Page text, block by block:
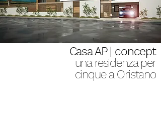
Casa AP | concept
una residenza per
cinque a Oristano